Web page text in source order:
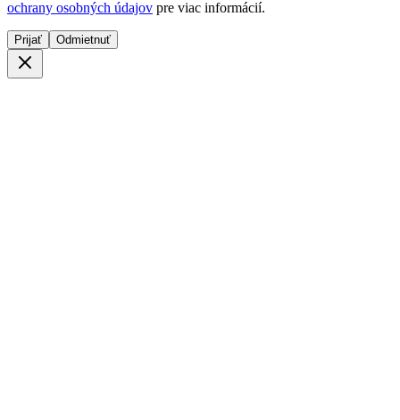
ochrany osobných údajov pre viac informácií.
Prijať Odmietnuť